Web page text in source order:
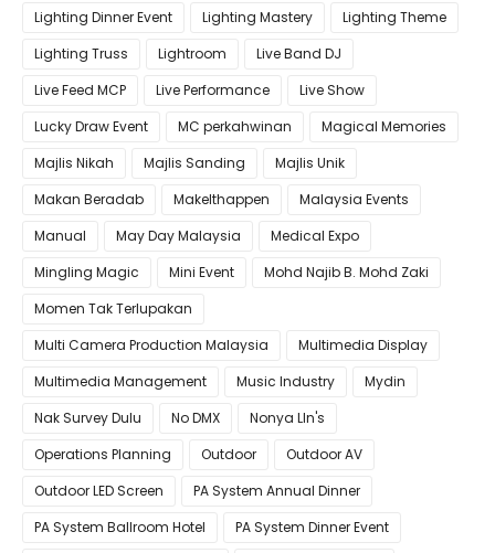
Lighting Dinner Event
Lighting Mastery
Lighting Theme
Lighting Truss
Lightroom
Live Band DJ
Live Feed MCP
Live Performance
Live Show
Lucky Draw Event
MC perkahwinan
Magical Memories
Majlis Nikah
Majlis Sanding
Majlis Unik
Makan Beradab
MakeIthappen
Malaysia Events
Manual
May Day Malaysia
Medical Expo
Mingling Magic
Mini Event
Mohd Najib B. Mohd Zaki
Momen Tak Terlupakan
Multi Camera Production Malaysia
Multimedia Display
Multimedia Management
Music Industry
Mydin
Nak Survey Dulu
No DMX
Nonya LIn's
Operations Planning
Outdoor
Outdoor AV
Outdoor LED Screen
PA System Annual Dinner
PA System Ballroom Hotel
PA System Dinner Event